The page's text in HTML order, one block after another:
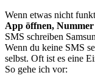
Wenn etwas nicht
App öffnen,
SMS schreiben
Wenn du keine SMS
selbst. Oft ist es eine
So gehe ich vor: